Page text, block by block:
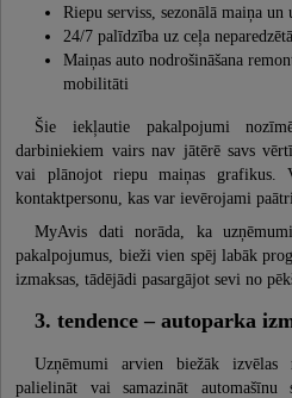
Riepu serviss, sezonālā maiņa un
24/7 palīdzība uz ceļa
Maiņas auto nodrošināšana
mobilitāti
Šie iekļautie pakalpojumi
darbiniekiem vairs nav jātērē savs
vai plānojot riepu maiņas grafikus.
kontaktpersonu, kas var ievērojami
MyAvis dati norāda, ka
pakalpojumus, bieži vien spēj labāk
izmaksas, tādējādi pasargājot sevi no
3. tendence – autoparka
Uzņēmumi arvien biežāk
palielināt vai samazināt automašīnu